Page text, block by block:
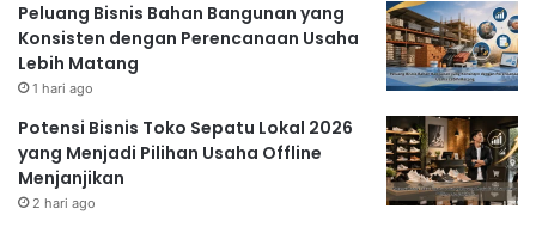
Peluang Bisnis Bahan Bangunan yang
Konsisten dengan Perencanaan Usaha
Lebih Matang
1 hari ago
Potensi Bisnis Toko Sepatu Lokal 2026
yang Menjadi Pilihan Usaha Offline
Menjanjikan
2 hari ago